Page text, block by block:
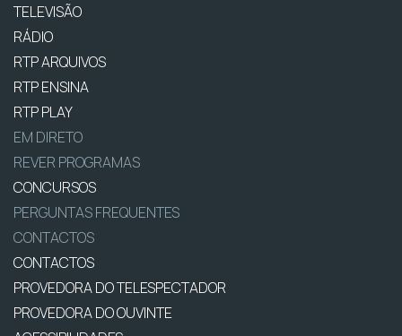
TELEVISÃO
RÁDIO
RTP ARQUIVOS
RTP ENSINA
RTP PLAY
EM DIRETO
REVER PROGRAMAS
CONCURSOS
PERGUNTAS FREQUENTES
CONTACTOS
CONTACTOS
PROVEDORA DO TELESPECTADOR
PROVEDORA DO OUVINTE